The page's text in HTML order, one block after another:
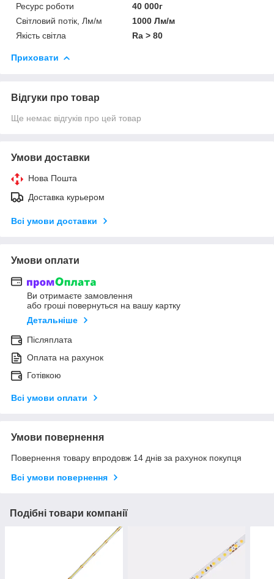
Ресурс роботи
40 000г
Світловий потік, Лм/м
1000 Лм/м
Якість світла
Ra > 80
Приховати
Відгуки про товар
Ще немає відгуків про цей товар
Умови доставки
Нова Пошта
Доставка курьером
Всі умови доставки
Умови оплати
Ви отримаєте замовлення
або гроші повернуться на вашу картку
Детальніше
Післяплата
Оплата на рахунок
Готівкою
Всі умови оплати
Умови повернення
Повернення товару впродовж 14 днів за рахунок покупця
Всі умови повернення
Подібні товари компанії